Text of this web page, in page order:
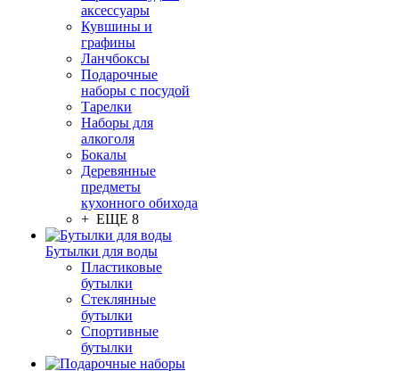
аксессуары
Кувшины и
графины
Ланчбоксы
Подарочные
наборы с посудой
Тарелки
Наборы для
алкоголя
Бокалы
Деревянные
предметы
кухонного обихода
+ ЕЩЕ 8
Бутылки для воды
Пластиковые
бутылки
Стеклянные
бутылки
Спортивные
бутылки